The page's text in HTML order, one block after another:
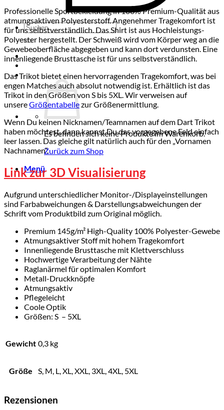
Suchen
nach:
Es befinden sich keine Produkte im Warenkorb.
Zurück zum Shop
Menü
Professionelle Sportbekleidung in 100% Premium-Qualität aus
atmungsaktiven Polyesterstoff. Angenehmer Tragekomfort ist
für uns selbstverständlich. Das Shirt ist aus Hochleistungs-
Polyester hergestellt. Der Schweiß wird vom Körper weg an die
Gewebeoberfläche abgegeben und kann dort verdunsten. Eine
innenliegende Brusttasche ist für uns selbstverständlich.
Das Trikot bietet einen hervorragenden Tragekomfort, was bei
engen Matches auch absolut notwendig ist. Erhältlich ist das
Trikot in den Größen von S bis 5XL. Wir verweisen auf
unsereGrößentabellezur Größenermittlung.
Wenn Du keinen Nicknamen/Teamnamen auf dem Dart Trikot
haben möchtest, dann kannst Du das vorgegebene Feld einfach
leer lassen. Das gleiche gilt natürlich auch für den „Vornamen
Nachnamen“.
Link zur 3D Visualisierung
Aufgrund unterschiedlicher Monitor-/Displayeinstellungen
sind Farbabweichungen & Darstellungsabweichungen der
Schrift vom Produktbild zum Original möglich.
Premium 145g/m² High-Quality 100% Polyester-Gewebe
Atmungsaktiver Stoff mit hohem Tragekomfort
Innenliegende Brusttasche mit Klettverschluss
Hochwertige Verarbeitung der Nähte
Raglanärmel für optimalen Komfort
Metall-Druckknöpfe
Atmungsaktiv
Pflegeleicht
Coole Optik
Größen: S – 5XL
Gewicht 0,3 kg
Größe S, M, L, XL, XXL, 3XL, 4XL, 5XL
Rezensionen